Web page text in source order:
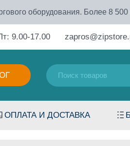
оборудования. Более 8
9.00-17.00
ОПЛАТА И ДОСТАВКА